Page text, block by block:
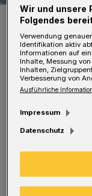
Vor dem Kölner
Auftakt-veranstaltung
Foto: Diakonie
E igens
Zutaten aus
eine Spende
Uhr am Loher
Wir und unsere
Folgendes
Verwendung
Identifikation aktiv
Informationen auf
Inhalte, Messung
Inhalten,
Verbesserung von
Ausführliche
Impressum
Datenschutz